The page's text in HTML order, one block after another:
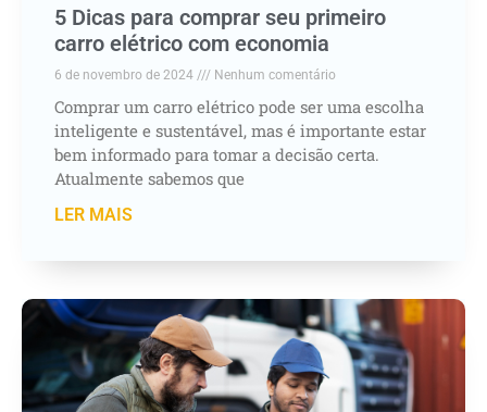
5 Dicas para comprar seu primeiro
carro elétrico com economia
6 de novembro de 2024 Nenhum comentário
Comprar um carro elétrico pode ser uma escolha
inteligente e sustentável, mas é importante estar
bem informado para tomar a decisão certa.
Atualmente sabemos que
LER MAIS